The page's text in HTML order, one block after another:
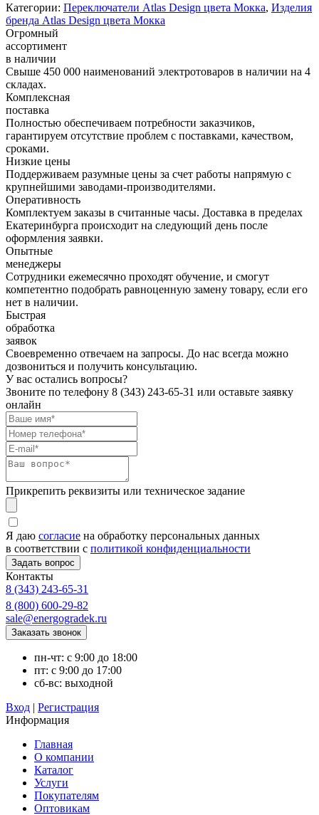
Категории: Переключатели Atlas Design цвета Мокка, Изделия
бренда Atlas Design цвета Мокка
Огромный
ассортимент
в наличии
Свыше 450 000 наименований электротоваров в наличии на 4
складах.
Комплексная
поставка
Полностью обеспечиваем потребности заказчиков,
гарантируем отсутствие проблем с поставками, качеством,
сроками.
Низкие цены
Поддерживаем разумные цены за счет работы напрямую с
крупнейшими заводами-производителями.
Оперативность
Комплектуем заказы в считанные часы. Доставка в пределах
Екатеринбурга происходит на следующий день после
оформления заявки.
Опытные
менеджеры
Сотрудники ежемесячно проходят обучение, и смогут
компетентно подобрать равноценную замену товару, если его
нет в наличии.
Быстрая
обработка
заявок
Своевременно отвечаем на запросы. До нас всегда можно
дозвониться и получить консультацию.
У вас остались вопросы?
Звоните по телефону 8 (343) 243-65-31 или оставьте заявку
онлайн
Прикрепить реквизиты или техническое задание
Я даю согласие на обработку персональных данных
в соответствии с политикой конфиденциальности
Контакты
8 (343) 243-65-31
8 (800) 600-29-82
sale@energogradek.ru
пн-чт: с 9:00 до 18:00
пт: с 9:00 до 17:00
сб-вс: выходной
Вход | Регистрация
Информация
Главная
О компании
Каталог
Услуги
Покупателям
Оптовикам